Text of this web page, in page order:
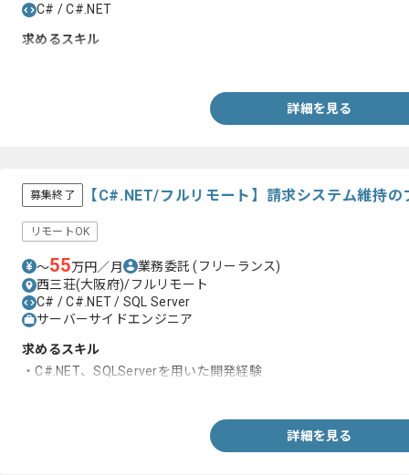
C# / C#.NET
求めるスキル
詳細を見る
募集終了 【C#.NET/フルリモート】請求システム維持
リモートOK
〜55万円／月 業務委託(フリーランス)
西三荘(大阪府)/フルリモート
C# / C#.NET / SQL Server
サーバーサイドエンジニア
求めるスキル
・C#.NET、SQLServerを用いた開発経験
詳細を見る